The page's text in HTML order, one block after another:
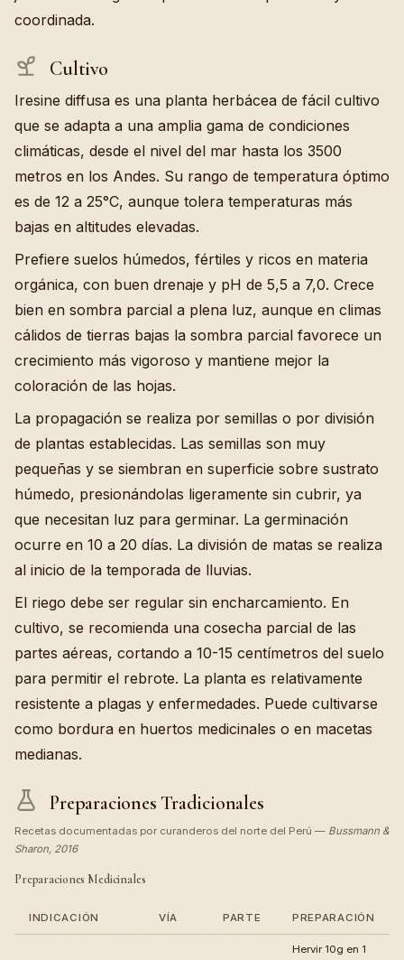
coordinada.
Cultivo
Iresine diffusa es una planta herbácea de fácil cultivo
que se adapta a una amplia gama de condiciones
climáticas, desde el nivel del mar hasta los 3500
metros en los Andes. Su rango de temperatura óptimo
es de 12 a 25°C, aunque tolera temperaturas más
bajas en altitudes elevadas.
Prefiere suelos húmedos, fértiles y ricos en materia
orgánica, con buen drenaje y pH de 5,5 a 7,0. Crece
bien en sombra parcial a plena luz, aunque en climas
cálidos de tierras bajas la sombra parcial favorece un
crecimiento más vigoroso y mantiene mejor la
coloración de las hojas.
La propagación se realiza por semillas o por división
de plantas establecidas. Las semillas son muy
pequeñas y se siembran en superficie sobre sustrato
húmedo, presionándolas ligeramente sin cubrir, ya
que necesitan luz para germinar. La germinación
ocurre en 10 a 20 días. La división de matas se realiza
al inicio de la temporada de lluvias.
El riego debe ser regular sin encharcamiento. En
cultivo, se recomienda una cosecha parcial de las
partes aéreas, cortando a 10-15 centímetros del suelo
para permitir el rebrote. La planta es relativamente
resistente a plagas y enfermedades. Puede cultivarse
como bordura en huertos medicinales o en macetas
medianas.
Preparaciones Tradicionales
Recetas documentadas por curanderos del norte del Perú — Bussmann &
Sharon, 2016
Preparaciones Medicinales
INDICACIÓN VÍA PARTE PREPARACIÓN
Hervir 10g en 1